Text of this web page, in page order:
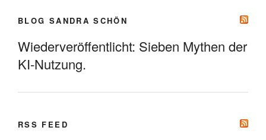
BLOG SANDRA SCHÖN
Wiederveröffentlicht: Sieben Mythen der
KI-Nutzung.
RSS FEED